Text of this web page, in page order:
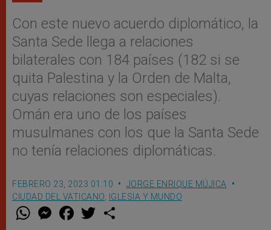
Con este nuevo acuerdo diplomático, la
Santa Sede llega a relaciones
bilaterales con 184 países (182 si se
quita Palestina y la Orden de Malta,
cuyas relaciones son especiales).
Omán era uno de los países
musulmanes con los que la Santa Sede
no tenía relaciones diplomáticas.
FEBRERO 23, 2023 01:10
JORGE ENRIQUE MÚJICA
CIUDAD DEL VATICANO, IGLESIA Y MUNDO
W M
e
F
a w